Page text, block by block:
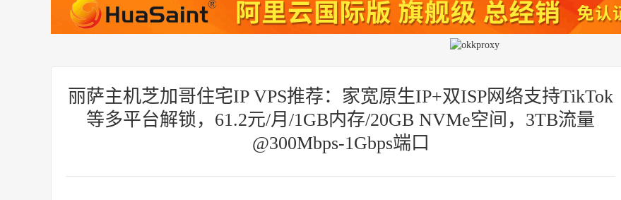
丽萨主机芝加哥住宅IP VPS推荐：家宽原生IP+双ISP网络支持TikTok
等多平台解锁，61.2元/月/1GB内存/20GB NVMe空间，3TB流量
@300Mbps-1Gbps端口